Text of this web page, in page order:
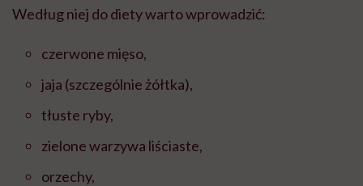
Według niej do diety warto wprowadzić:
czerwone mięso,
jaja (szczególnie żółtka),
tłuste ryby,
zielone warzywa liściaste,
orzechy,